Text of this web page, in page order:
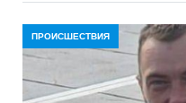
ПРОИСШЕСТВИЯ